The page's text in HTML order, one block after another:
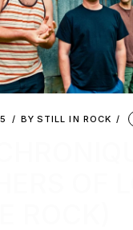
BY STILL IN ROCK